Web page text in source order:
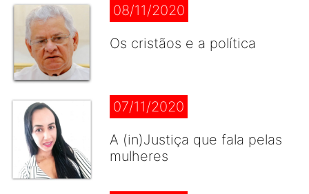
08/11/2020
Os cristãos e a política
07/11/2020
A (in)Justiça que fala pelas
mulheres